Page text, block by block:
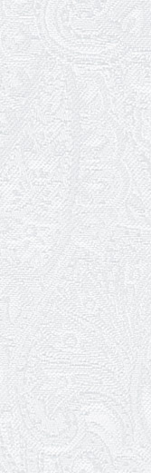
19.01.2026 WhitePress
Разом
академічний
долає
14.01.2026
Ювілей Ігоря
07.01.2026
Театр
05.01.2026
Ювілей Юлії
02.01.2026
Пішла з
01.01.2026
Трудовий
01.01.2026
Ювілей
31.12.2025